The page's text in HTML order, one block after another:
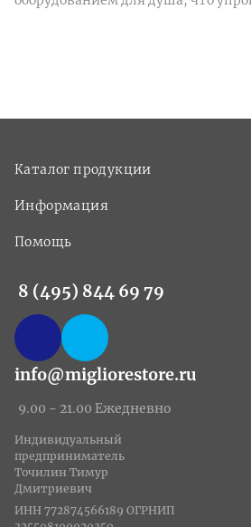
Каталог продукции
Информация
Помощь
8 (495) 844 69 79
info@migliorestore.ru
9.00 - 21.00 Ежедневно
Индивидуальный
предприниматель
Точилин Тимур
Дмитриевич
ИНН 772874566189 ОГРНИП